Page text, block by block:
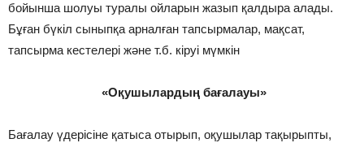
бойынша шолуы туралы ойларын жазып қалдыра алады.
Бұған бүкіл сыныпқа арналған тапсырмалар, мақсат,
тапсырма кестелері және т.б. кіруі мүмкін
«Оқушылардың бағалауы»
Бағалау үдерісіне қатыса отырып, оқушылар тақырыпты,